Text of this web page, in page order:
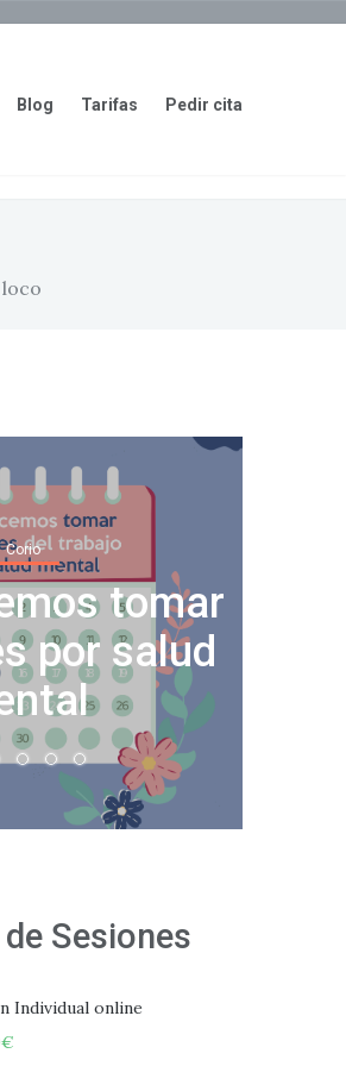
Blog Tarifas Pedir cita
Corio
tomar
por salud
Sesiones
Individual online
€